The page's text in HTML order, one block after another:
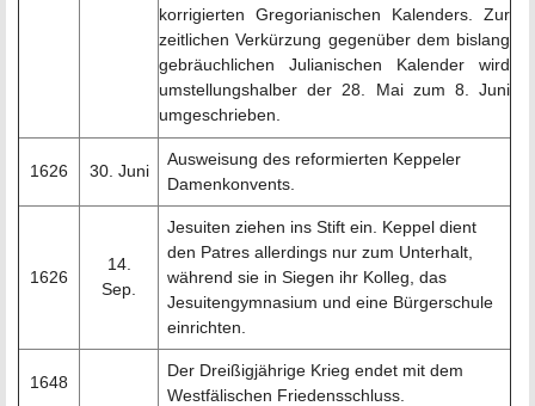
korrigierten Gregorianischen Kalenders. Zur
zeitlichen Verkürzung gegenüber dem bislang
gebräuchlichen Julianischen Kalender wird
umstellungshalber der 28. Mai zum 8. Juni
umgeschrieben.
1626 30. Juni
Ausweisung des reformierten Keppeler
Damenkonvents.
1626
14.
Sep.
Jesuiten ziehen ins Stift ein. Keppel dient
den Patres allerdings nur zum Unterhalt,
während sie in Siegen ihr Kolleg, das
Jesuitengymnasium und eine Bürgerschule
einrichten.
1648
Der Dreißigjährige Krieg endet mit dem
Westfälischen Friedensschluss.